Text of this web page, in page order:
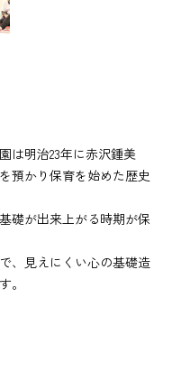
は明治23年に赤沢鍾美
預かり保育を始めた歴史
礎が出来上がる時期が保
、見えにくい心の基礎造
。